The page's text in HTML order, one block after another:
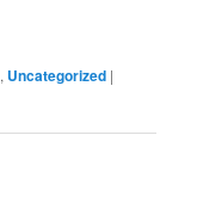
, Uncategorized |